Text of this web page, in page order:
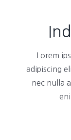
Lorem
adipiscing
nec nulla